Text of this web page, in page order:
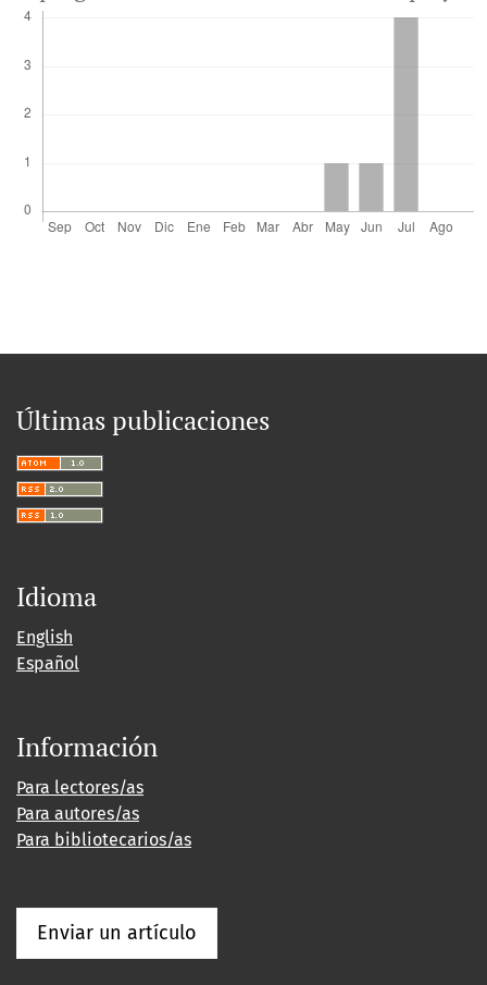
Últimas publicaciones
Idioma
English
Español
Información
Para lectores/as
Para autores/as
Para bibliotecarios/as
Enviar un artículo